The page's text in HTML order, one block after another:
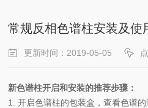
常规反相色谱柱安装及使
更新时间：2019-05-05
新色谱柱开启和安装的推荐步骤：
1.开启色谱柱的包装盒，查看色谱的